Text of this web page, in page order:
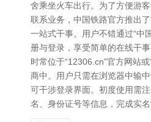
舍乘坐火车出行。为了方便游
联系业务，中国铁路官方推出
一站式干事。用户不错通过“中
册与登录，享受简单的在线干
时常位于“12306.cn”官方网站
商中。用户只需在浏览器中输
可干涉登录界面。初度使用需
名、身份证号等信息，完成实